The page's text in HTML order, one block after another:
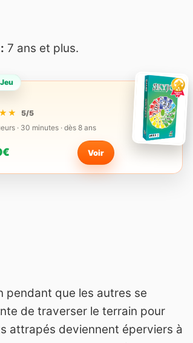
7 ans et plus.
5/5
· 30 minutes · dès 8 ans
Voir
pendant que les autres se
de traverser le terrain pour
attrapés deviennent éperviers à